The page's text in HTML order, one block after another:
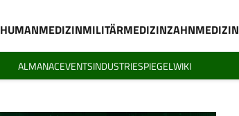
HUMANMEDIZINMILITÄRMEDIZINZAHNMEDIZIN
ALMANACEVENTSINDUSTRIESPIEGELWIKI